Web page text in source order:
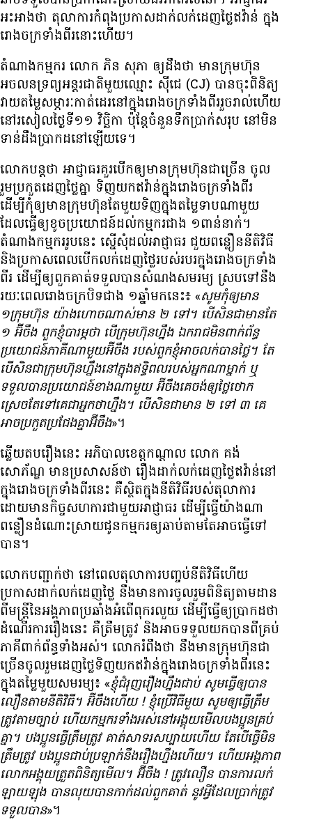
អះអាង​ថា តុលាការ​កំពុង​ប្រកាស​ដាក់​លក់​ដេញ​ថ្លៃ​ឥវ៉ាន់​ ក្នុង​
រោងចក្រ​ទាំង​ពីរ​នោះ​ហើយ។
តំណាង​កម្មករ​ លោក ភិន សុភា ឲ្យ​ដឹង​ថា​ មាន​ក្រុមហ៊ុន​
អចលនទ្រព្យ​អន្តរជាតិ​មួយ​ឈ្មោះ ស៊ីជេ (CJ) បាន​ចុះ​​ពិនិត្យ​
វាយ​តម្លៃ​សម្ភារៈ​កាត់​ដេរ​នៅ​ក្នុង​រោងចក្រ​ទាំង​ពីរ​រួច​រាល់​ហើយ​
នៅ​រសៀល​ថ្ងៃ​ទី១១ វិច្ឆិកា ប៉ុន្តែ​ចំនួន​ទឹក​ប្រាក់​សរុប​ នៅ​មិន​
ទាន់​ដឹង​ប្រាកដ​នៅ​ឡើយ​ទេ។
លោក​បន្ត​ថា អាជ្ញាធរ​គួរ​បើក​​ឲ្យ​មាន​ក្រុមហ៊ុន​ជា​ច្រើន ចូល​
រួម​ប្រកួត​ដេញ​ថ្លៃ​គ្នា ទិញ​យក​ឥវ៉ាន់​ក្នុង​រោងចក្រ​ទាំង​ពីរ
ដើម្បី​កុំ​ឲ្យ​មាន​ក្រុម​ហ៊ុន​តែ​មួយ​ទិញ​ក្នុង​តម្លៃ​ទាប​ណា​មួយ
ដែល​ធ្វើ​ឲ្យ​ខូច​ប្រយោជន៍​ដល់​កម្មករ​ជាង ១ពាន់​នាក់។
តំណាង​កម្មករ​រូប​នេះ ស្នើសុំ​ដល់​អាជ្ញាធរ​ ជួយ​ពន្លឿន​នីតិវិធី​
និង​ប្រកាស​ពេល​បើក​លក់​ដេញ​ថ្លៃ​របស់​របរ​ក្នុង​រោងចក្រ​ទាំង​
ពីរ​ ដើម្បី​ឲ្យ​ពួកគាត់​ទទួល​បាន​សំណង​សមរម្យ​ ស្រប​ទៅ​នឹង​
រយៈ​ពេល​រោងចក្រ​បិទ​​ជាង ១ឆ្នាំ​មក​នេះ៖ «សូម​កុំ​ឲ្យ​មាន
១ក្រុមហ៊ុន យ៉ាង​ហោច​ណាស់​មាន ២ ទៅ។ បើ​សិន​ជា​មាន​តែ
១ អ៊ីចឹង ពួក​ខ្ញុំ​បារម្ភ​ថា បើ​ក្រុមហ៊ុន​ហ្នឹង ឯករាជ​មិន​ពាក់ព័ន្ធ​
ប្រយោជន៍​ភាគី​ណាមួយ​អ៊ីចឹង របស់​ពួក​ខ្ញុំ​អាច​លក់​បាន​ថ្លៃ។ តែ​
បើ​សិន​ជា​ក្រុមហ៊ុន​ហ្នឹង​នៅ​ក្នុង​ឥទ្ធិពល​របស់​អ្នក​ណា​ម្នាក់ ឬ​
ទទួល​បាន​ប្រយោជន៍​ខាង​ណា​មួយ​ អ៊ីចឹង​គេ​ចង់​ឲ្យ​ថ្លៃ​ថោក
ស្រេច​តែ​ទៅ​គេ​ជា​អ្នក​ថា​ហ្នឹង។ បើ​សិន​ជា​មាន ២ ទៅ ៣ គេ​
អាច​ប្រកួត​ប្រជែង​គ្នា​អ៊ីចឹង»។
ឆ្លើយ​តប​រឿង​នេះ អភិបាល​ខេត្ត​កណ្ដាល លោក គង់
សោភ័ណ្ឌ មាន​ប្រសាសន៍​ថា ​រឿង​ដាក់​លក់​ដេញ​ថ្លៃ​ឥវ៉ាន់​នៅ​
ក្នុង​រោងចក្រ​ទាំង​ពីរ​នេះ គឺ​ស្ថិត​ក្នុង​នីតិវិធី​របស់​តុលាការ
ដោយ​មាន​កិច្ច​សហការ​ជាមួយ​អាជ្ញាធរ ដើម្បី​ធ្វើ​យ៉ាង​ណា​
ពន្លឿន​ដំណោះស្រាយ​ជូន​កម្មករ​ឲ្យ​ឆាប់​តាម​តែ​អាច​ធ្វើ​ទៅ​
បាន។
លោក​បញ្ជាក់​ថា នៅ​ពេល​តុលាការ​បញ្ចប់​នីតិវិធី​ហើយ
ប្រកាស​ដាក់​លក់​ដេញ​ថ្លៃ នឹង​មាន​ការ​ចូល​រួម​ពិនិត្យ​តាមដាន​
ពី​មន្ត្រី​នៃ​អង្គភាព​ប្រឆាំង​អំពើ​ពុករលួយ ដើម្បី​ធ្វើ​ឲ្យ​ប្រាកដ​ថា
ដំណើរ​ការ​រឿង​នេះ គឺ​ត្រឹម​ត្រូវ និង​អាច​ទទួល​យក​បាន​ពី​គ្រប់​
ភាគី​ពាក់ព័ន្ធ​ទាំង​អស់។ លោក​រំពឹង​ថា នឹង​មាន​ក្រុមហ៊ុន​ជា​
ច្រើន​ចូល​រួម​ដេញ​ថ្លៃ​ទិញ​យក​ឥវ៉ាន់​ក្នុង​រោងចក្រ​ទាំង​ពីរ​នេះ
ក្នុង​តម្លៃ​មួយ​​សមរម្យ៖ «ខ្ញុំ​ជំរុញ​រឿង​ហ្នឹង​ជាប់ សូម​ធ្វើ​ឲ្យ​បាន​
លឿន​តាម​នីតិវិធី។ អ៊ីចឹង​ហើយ !ខ្ញុំ​ប្រើ​វិធី​មួយ​ សូម​ឲ្យ​ធ្វើ​ត្រឹម
ត្រូវ​តាម​ច្បាប់ ហើយ​កម្មករ​ទាំង​អស់​នៅ​អង្គុយ​មើល​បង​ប្អូន​គ្រប់​
គ្នា។ បង​ប្អូន​ធ្វើ​ត្រឹម​ត្រូវ​ គាត់​សាទរ​សប្បាយ​ហើយ តែ​បើ​ធ្វើ​មិន​
ត្រឹមត្រូវ បង​ប្អូន​ជាប់​ប្រឡាក់​នឹង​រឿង​ហ្នឹង​ហើយ។ ហើយ​អង្គភាព​
លោក​អង្គុយ​ត្រួត​ពិនិត្យ​មើល។ អ៊ីចឹង !ត្រូវ​លឿន បាន​ការ​លក់​
ឡាយឡុង បាន​លុយ​បាន​កាក់​ដល់​ពួក​គាត់ នូវ​អ្វី​ដែល​ប្រាក់​ត្រូវ​
ទទួល​បាន»។